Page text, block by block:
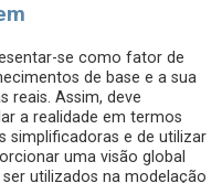
se como fator de
de base e a sua
reais. Assim, deve
a realidade em termos
simplificadoras e de utilizar
uma visão global
utilizados na modelação